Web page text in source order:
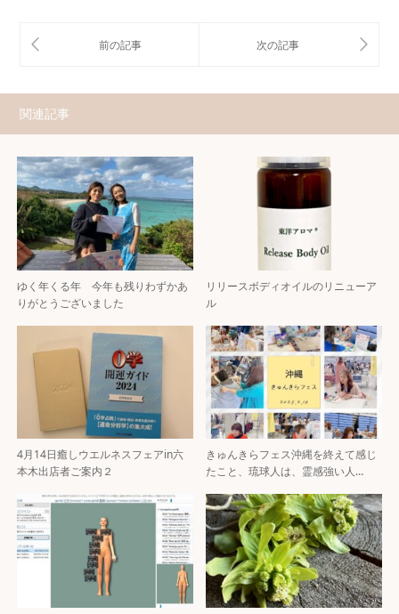
関連記事
ゆく年くる年 今年も残りわずかあ
りがとうございました
リリースボディオイルのリニューア
ル
4月14日癒しウエルネスフェアin六
本木出店者ご案内２
きゅんきらフェス沖縄を終えて感じ
たこと、琉球人は、霊感強い人…